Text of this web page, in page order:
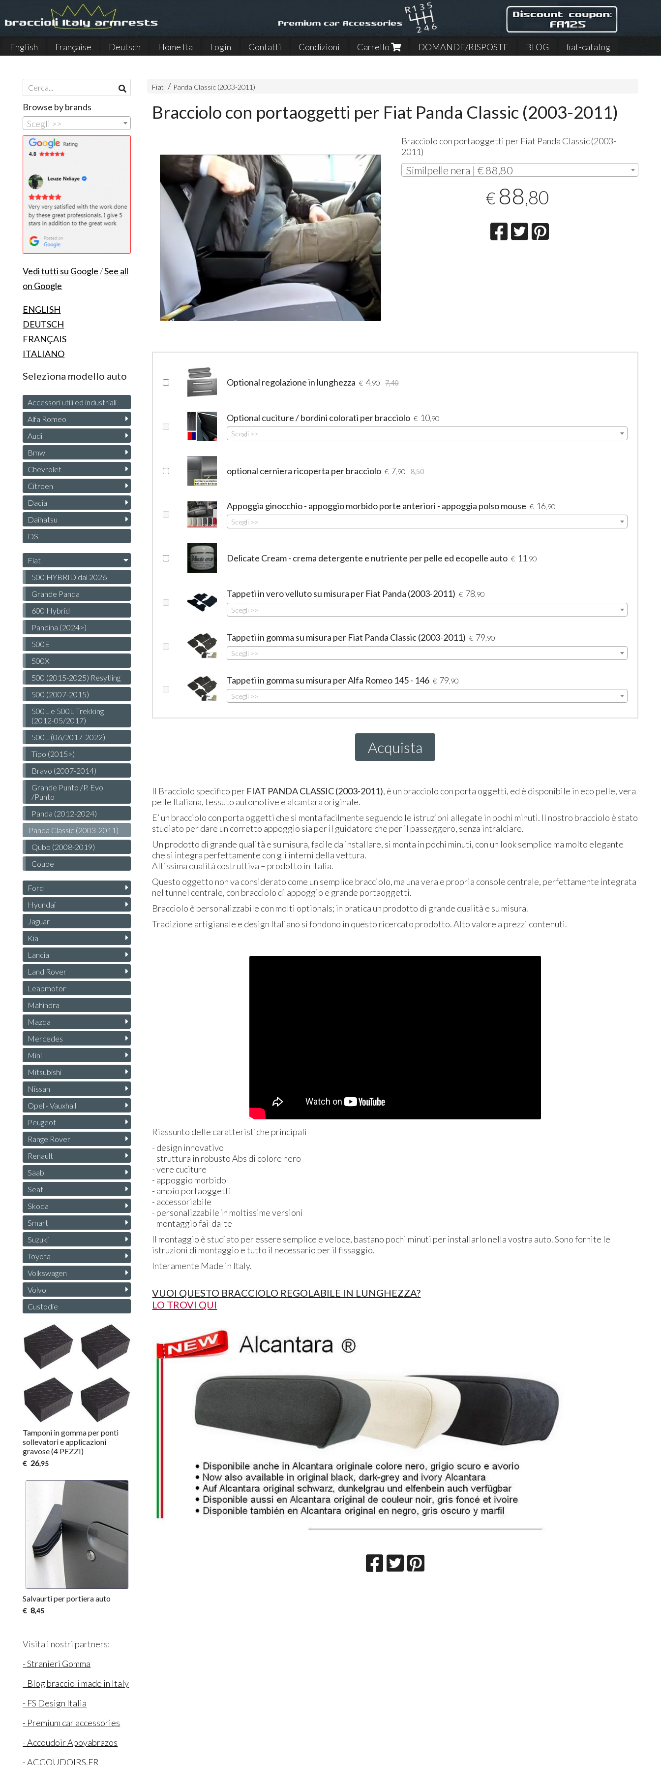
English Française Deutsch Home Ita Login Contatti Condizioni Carrello DOMANDE/RISPOSTE BLOG
fiat-catalog
Fiat Panda Classic (2003-2011)
Bracciolo con portaoggetti per Fiat Panda Classic (2003-2011)
Bracciolo con portaoggetti per Fiat Panda Classic (2003-
2011)
Similpelle nera | € 88,80
€ 88,80
Optional regolazione in lunghezza € 4,90 7,40
Optional cuciture / bordini colorati per bracciolo € 10 ,90
Scegli >>
optional cerniera ricoperta per bracciolo € 7 ,90 8,50
Appoggia ginocchio - appoggio morbido porte anteriori - appoggia polso mouse € 16 ,90
Scegli >>
Delicate Cream - crema detergente e nutriente per pelle ed ecopelle auto € 11 ,90
Tappeti in vero velluto su misura per Fiat Panda (2003-2011) € 78 ,90
Scegli >>
Tappeti in gomma su misura per Fiat Panda Classic (2003-2011) € 79 ,90
Scegli >>
Tappeti in gomma su misura per Alfa Romeo 145 - 146 € 79 ,90
Scegli >>
Acquista
Il Bracciolo specifico per FIAT PANDA CLASSIC(2003-2011), è un bracciolo con porta oggetti, ed è disponibile in eco pelle, vera
pelle Italiana, tessuto automotive e alcantara originale.
E’ un bracciolo con porta oggetti che si monta facilmente seguendo le istruzioni allegate in pochi minuti. Il nostro bracciolo è stato
studiato per dare un corretto appoggio sia per il guidatore che per il passeggero, senza intralciare.
Un prodotto di grande qualità e su misura, facile da installare, si monta in pochi minuti, con un look semplice ma molto elegante
che si integra perfettamente con gli interni della vettura.
Altissima qualità costruttiva – prodotto in Italia.
Questo oggetto non va considerato come un semplice bracciolo, ma una vera e propria console centrale, perfettamente integrata
nel tunnel centrale, con bracciolo di appoggio e grande portaoggetti.
Bracciolo è personalizzabile con molti optionals; in pratica un prodotto di grande qualità e su misura.
Tradizione artigianale e design Italiano si fondono in questo ricercato prodotto. Alto valore a prezzi contenuti.
Riassunto delle caratteristiche principali
- design innovativo
- struttura in robusto Abs di colore nero
- vere cuciture
- appoggio morbido
- ampio portaoggetti
- accessoriabile
- personalizzabile in moltissime versioni
- montaggio fai-da-te
Il montaggio è studiato per essere semplice e veloce, bastano pochi minuti per installarlo nella vostra auto. Sono fornite le
istruzioni di montaggio e tutto il necessario per il fissaggio.
Interamente Made in Italy.
VUOI QUESTO BRACCIOLO REGOLABILE IN LUNGHEZZA?
LO TROVI QUI
Browse by brands
Scegli >>
Vedi tutti su Google/See all
on Google
ENGLISH
DEUTSCH
FRANÇAIS
ITALIANO
Seleziona modello auto
Accessori utili ed industriali
Alfa Romeo
Audi
Bmw
Chevrolet
Citroen
Dacia
Daihatsu
DS
Fiat
500 HYBRID dal 2026
Grande Panda
600 Hybrid
Pandina (2024>)
500E
500X
500 (2015-2025) Resytling
500 (2007-2015)
500L e 500L Trekking
(2012-05/2017)
500L (06/2017-2022)
Tipo (2015>)
Bravo (2007-2014)
Grande Punto /P. Evo
/Punto
Panda (2012-2024)
Panda Classic (2003-2011)
Qubo (2008-2019)
Coupe
Ford
Hyundai
Jaguar
Kia
Lancia
Land Rover
Leapmotor
Mahindra
Mazda
Mercedes
Mini
Mitsubishi
Nissan
Opel - Vauxhall
Peugeot
Range Rover
Renault
Saab
Seat
Skoda
Smart
Suzuki
Toyota
Volkswagen
Volvo
Custodie
Tamponi in gomma per ponti
sollevatori e applicazioni
gravose (4 PEZZI)
€ 26,95
Salvaurti per portiera auto
€ 8,45
Visita i nostri partners:
- Stranieri Gomma
- Blog braccioli made in Italy
- FS Design Italia
- Premium car accessories
- Accoudoir Apoyabrazos
- ACCOUDOIRS.FR